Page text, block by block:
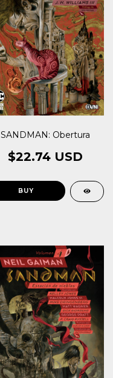
SANDMAN: Obertura
$22.74 USD